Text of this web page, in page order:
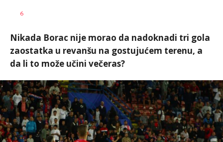
AUTOR
6
Nikada Borac nije morao da nadoknadi tri gola
zaostatka u revanšu na gostujućem terenu, a
da li to može učini večeras?